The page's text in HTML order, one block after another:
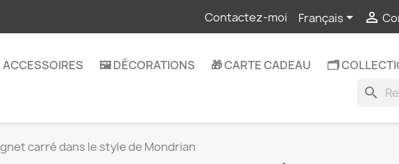
Contactez-moi Français 
ACCESSOIRES 🖼️ DÉCORATIONS 🎁 CARTE CADEAU 🗂️
search
carré dans le style de Mondrian